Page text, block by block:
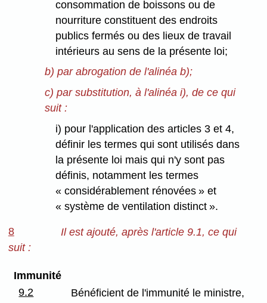
consommation de boissons ou de
nourriture constituent des endroits
publics fermés ou des lieux de travail
intérieurs au sens de la présente loi;
b) par abrogation de l'alinéa b);
c) par substitution, à l'alinéa i), de ce qui
suit :
i) pour l'application des articles 3 et 4,
définir les termes qui sont utilisés dans
la présente loi mais qui n'y sont pas
définis, notamment les termes
« considérablement rénovées » et
« système de ventilation distinct ».
8
Il est ajouté, après l'article 9.1, ce qui
suit :
Immunité
9.2
Bénéficient de l'immunité le ministre,